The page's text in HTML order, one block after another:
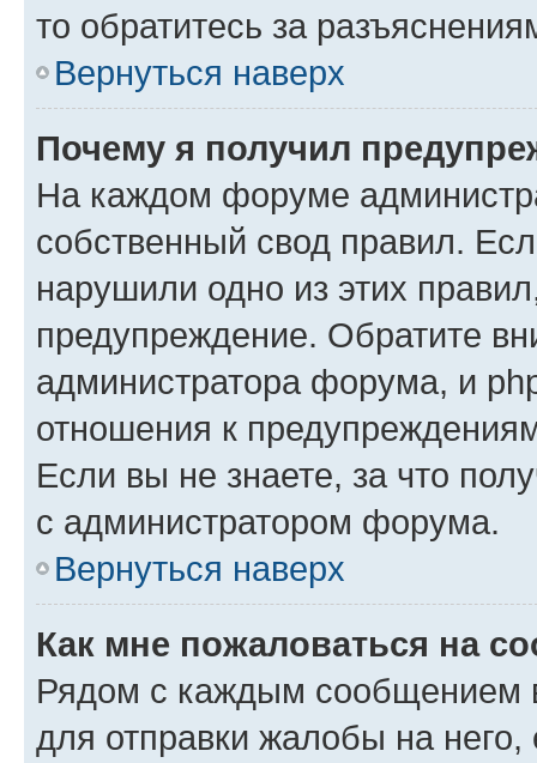
то обратитесь за
Вернуться наверх
Почему я получил
На каждом форуме
собственный свод правил.
нарушили одно из этих
предупреждение. Обратите
администратора форума, и
отношения к
Если вы не знаете, за что
с администратором форума.
Вернуться наверх
Как мне пожаловаться на
Рядом с каждым сообщением
для отправки жалобы на